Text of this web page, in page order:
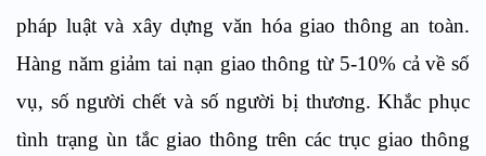
pháp luật và xây dựng văn hóa giao thông an toàn.
Hàng năm giảm tai nạn giao thông từ 5-10% cả về số
vụ, số người chết và số người bị thương. Khắc phục
tình trạng ùn tắc giao thông trên các trục giao thông